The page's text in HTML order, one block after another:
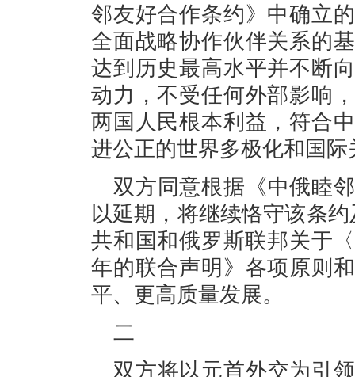
邻友好合作条约》中确立
全面战略协作伙伴关系的
达到历史最高水平并不断
动力，不受任何外部影响
两国人民根本利益，符合
进公正的世界多极化和国
双方同意根据《中俄睦
以延期，将继续恪守该条
共和国和俄罗斯联邦关于
年的联合声明》各项原则
平、更高质量发展。
二
双方将以元首外交为引